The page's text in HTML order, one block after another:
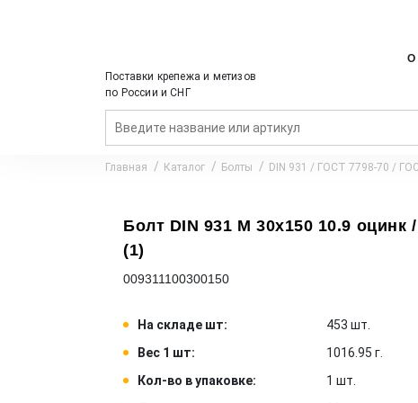
Поставки крепежа и метизов
по России и СНГ
Главная Каталог Болты DIN 931 / ГОСТ 7798-70 /
Болт DIN 931 M 30x150 10.9
(1)
009311100300150
На складе шт:
453 шт.
Вес 1 шт:
1016.95 г.
Кол-во в упаковке:
1 шт.